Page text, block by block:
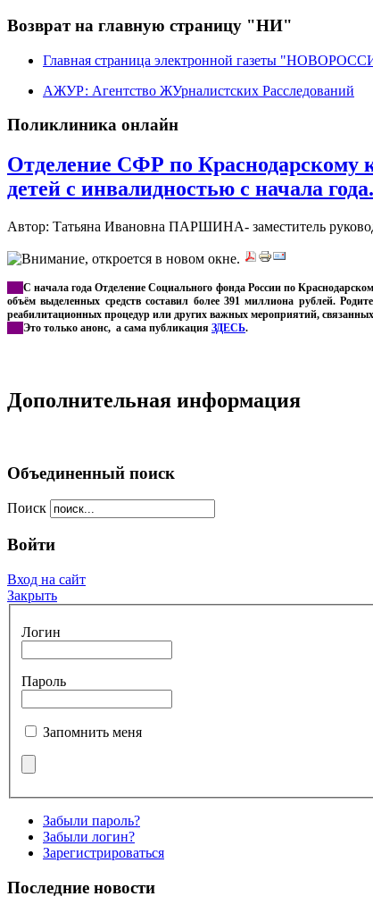
Возврат на главную страницу "НИ"
Главная страница электронной газеты
АЖУР: Агентство ЖУрналистских Расследований
Поликлиника онлайн
Отделение СФР по Краснодарскому
детей с инвалидностью с начала
Автор: Татьяна Ивановна ПАРШИНА- заместитель
С начала года Отделение Социального фонда России по
объём выделенных средств составил более 391 миллиона рублей.
реабилитационных процедур или других важных мероприятий,
Это только анонс, а сама публикация ЗДЕСЬ.
Дополнительная информация
Объединенный поиск
Поиск
Войти
Вход на сайт
Закрыть
Логин
Пароль
Запомнить меня
Забыли пароль?
Забыли логин?
Зарегистрироваться
Последние новости